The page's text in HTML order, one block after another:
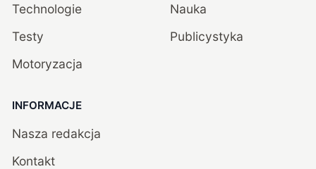
Technologie
Testy
Motoryzacja
Nauka
Publicystyka
INFORMACJE
Nasza redakcja
Kontakt